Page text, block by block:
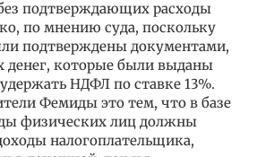
подтверждающих расходы
по мнению суда, поскольку
подтверждены документами,
денег, которые были выданы
НДФЛ по ставке 13%.
Фемиды это тем, что в базе
физических лиц должны
налогоплательщика,